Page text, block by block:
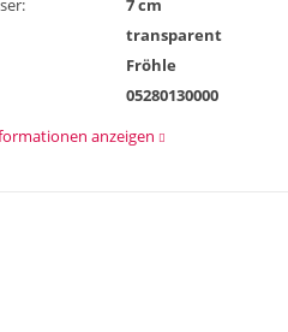
7 cm
transparent
Fröhle
05280130000
anzeigen